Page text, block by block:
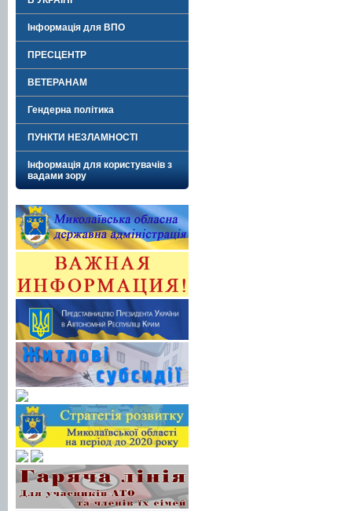
Інформація для ВПО
ПРЕСЦЕНТР
ВЕТЕРАНАМ
Гендерна політика
ПУНКТИ НЕЗЛАМНОСТІ
Інформація для користувачів з
вадами зору